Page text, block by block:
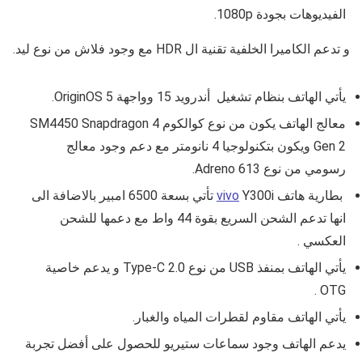
الفيديوهات بجودة 1080p
.
و تدعم الكاميرا الخلفية تقنية ال HDR مع وجود فلاش من نوع ليد.
يأتي الهاتف بنظام تشغيل أندرويد 15 وواجهة OriginOS 5
.
معالج الهاتف يكون من نوع كوالكوم SM4450 Snapdragon 4
Gen 2
ويكون بتكنولوجيا 4 نانومتر مع دعم وجود معالج
رسومي من نوع Adreno 613
.
بطارية هاتف
vivo Y300i تأتي بسعة 6500 امبير بالاضافة الى
انها تدعم الشحن السريع بقوة 44 واط مع دعمها للشحن
العكسي .
يأتي الهاتف بمنفذ USB من نوع
Type-C 2.0 و يدعم خاصية
OTG .
يأتي الهاتف مقاوم لقطرات المياه والغبار.
يدعم الهاتف وجود سماعات ستيريو للحصول على أفضل تجربة